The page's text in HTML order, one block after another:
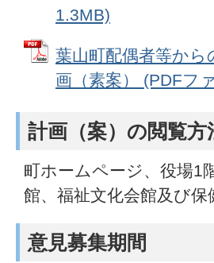
1.3MB)
葉山町配偶者等か
画（素案） (PDFフ
計画（案）の閲覧方
町ホームページ、役場1
館、福祉文化会館及び保
意見募集期間